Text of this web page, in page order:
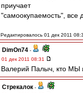
приучает
"самоокупаемость", все
Редактировалось 01 дек 2011
DimOn74 -
01 дек 2011 08:31
Валерий Палыч, кто МЫ
Стрекалок -